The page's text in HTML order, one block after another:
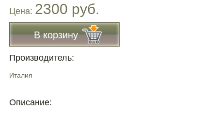
Цена: 2300 руб.
В корзину
Производитель:
Италия
Описание: